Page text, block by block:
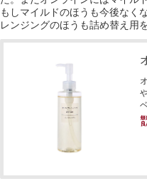
もしマイルドのほうも今後なく
レンジングのほうも詰め替え用